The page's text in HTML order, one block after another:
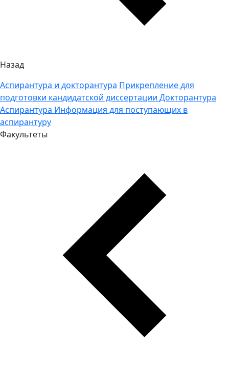
Назад
Аспирантура и докторантура Прикрепление для
подготовки кандидатской диссертации Докторантура
Аспирантура Информация для поступающих в
аспирантуру
Факультеты